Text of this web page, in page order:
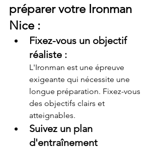
préparer votre Ironman
Nice :
Fixez-vous un objectif
réaliste :
L'Ironman est une épreuve
exigeante qui nécessite une
longue préparation. Fixez-vous
des objectifs clairs et
atteignables.
Suivez un plan
d'entraînement